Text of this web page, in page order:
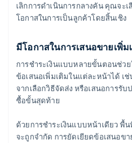
เลิกการดำเนินการกลางคัน คุณจะ
โอกาสในการเป็นลูกค้าโดยสิ้นเชิง
มีโอกาสในการเสนอขายเพิ่
การชำระเงินแบบหลายขั้นตอนช่ว
ข้อเสนอเพิ่มเติมในแต่ละหน้าได้ เ
จากเลือกวิธีจัดส่ง หรือเสนอการรั
ซื้อขั้นสุดท้าย
ด้วยการชำระเงินแบบหน้าเดียว พื้
จะถูกจำกัด การยัดเยียดข้อเสนอข